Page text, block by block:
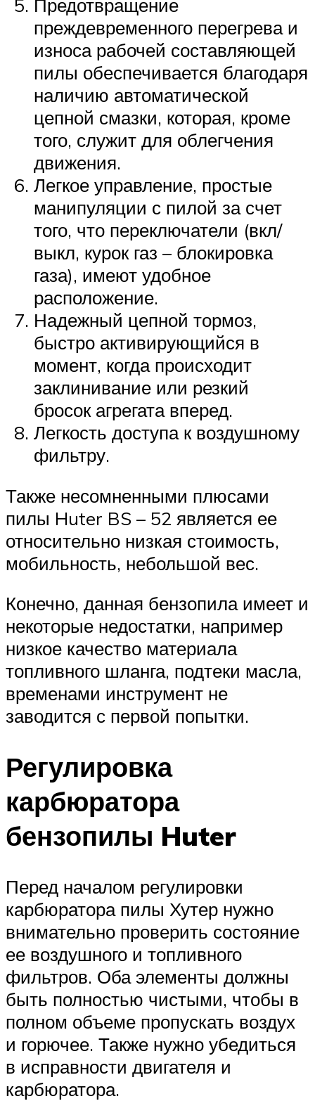
Предотвращение
преждевременного перегрева и
износа рабочей составляющей
пилы обеспечивается благодаря
наличию автоматической
цепной смазки, которая, кроме
того, служит для облегчения
движения.
Легкое управление, простые
манипуляции с пилой за счет
того, что переключатели (вкл/
выкл, курок газ – блокировка
газа), имеют удобное
расположение.
Надежный цепной тормоз,
быстро активирующийся в
момент, когда происходит
заклинивание или резкий
бросок агрегата вперед.
Легкость доступа к воздушному
фильтру.
Также несомненными плюсами
пилы Huter BS – 52 является ее
относительно низкая стоимость,
мобильность, небольшой вес.
Конечно, данная бензопила имеет и
некоторые недостатки, например
низкое качество материала
топливного шланга, подтеки масла,
временами инструмент не
заводится с первой попытки.
Регулировка
карбюратора
бензопилы Huter
Перед началом регулировки
карбюратора пилы Хутер нужно
внимательно проверить состояние
ее воздушного и топливного
фильтров. Оба элементы должны
быть полностью чистыми, чтобы в
полном объеме пропускать воздух
и горючее. Также нужно убедиться
в исправности двигателя и
карбюратора.